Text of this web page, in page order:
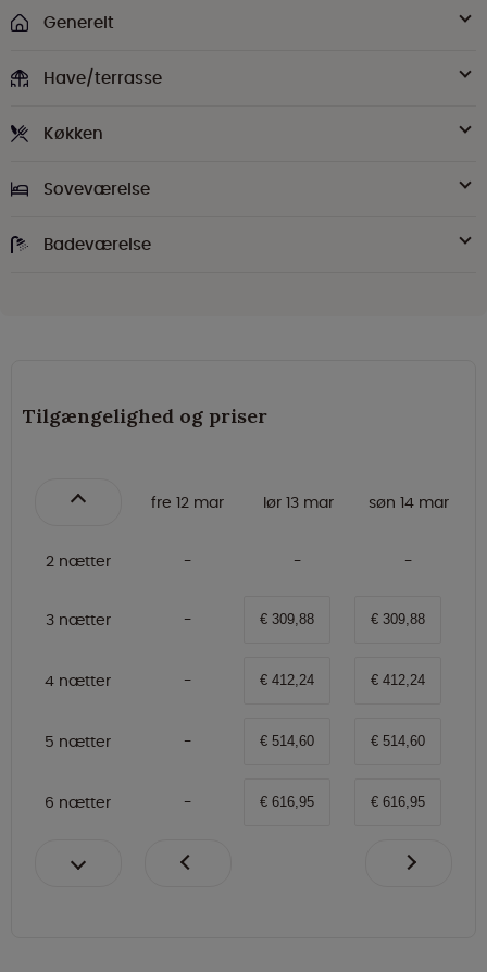
Generelt
Have/terrasse
Køkken
Soveværelse
Badeværelse
Tilgængelighed og priser
fre 12 mar lør 13 mar søn 14 mar
2 nætter
3 nætter € 309,88 € 309,88
4 nætter € 412,24 € 412,24
5 nætter € 514,60 € 514,60
6 nætter € 616,95 € 616,95